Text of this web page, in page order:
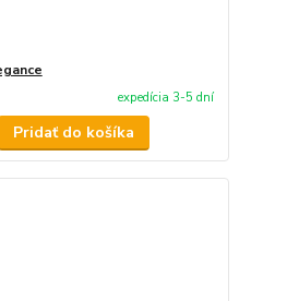
expedícia 3-5 dní
Pridať do košíka